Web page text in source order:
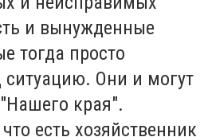
и вынужденные
тогда просто
ситуацию. Они и могут
края".
есть хозяйственник